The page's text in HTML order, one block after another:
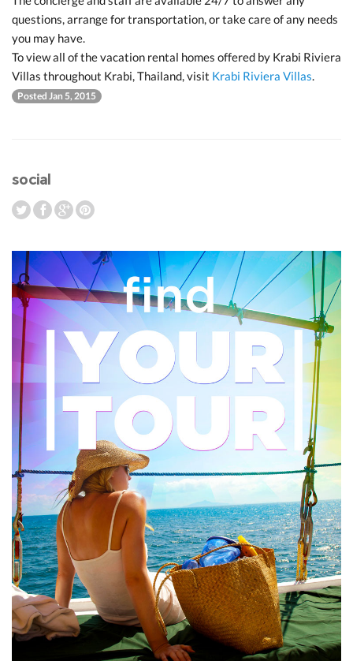
questions, arrange for transportation, or take care of any needs
you may have.
To view all of the vacation rental homes offered by Krabi Riviera
Villas throughout Krabi, Thailand, visit Krabi Riviera Villas.
Posted Jan 5, 2015
social